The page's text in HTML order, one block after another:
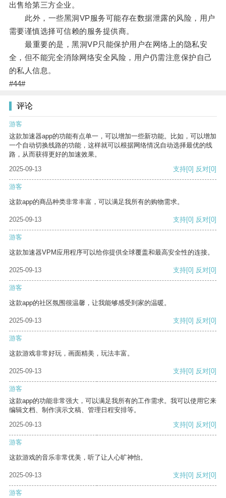
出售给第三方企业。
此外，一些黑洞VP服务可能存在数据泄露的风险，用户
需要谨慎选择可信赖的服务提供商。
最重要的是，黑洞VP只能保护用户在网络上的隐私安
全，但不能完全消除网络安全风险，用户仍需注意保护自己
的私人信息。
#44#
评论
游客
这款加速器app的功能有点单一，可以增加一些新功能。比如，可以增加
一个自动切换线路的功能，这样就可以根据网络情况自动选择最优的线
路，从而获得更好的加速效果。
2025-09-13
支持[0] 反对[0]
游客
这款app的商品种类非常丰富，可以满足我所有的购物需求。
2025-09-13 支持[0] 反对[0]
游客
这款加速器VPM应用程序可以给你提供全球覆盖和最高安全性的连接。
2025-09-13 支持[0] 反对[0]
游客
这款app的社区氛围很温馨，让我能够感受到家的温暖。
2025-09-13 支持[0] 反对[0]
游客
这款游戏非常好玩，画面精美，玩法丰富。
2025-09-13 支持[0] 反对[0]
游客
这款app的功能非常强大，可以满足我所有的工作需求。我可以使用它来
编辑文档、制作演示文稿、管理日程安排等。
2025-09-13
支持[0] 反对[0]
游客
这款游戏的音乐非常优美，听了让人心旷神怡。
2025-09-13 支持[0] 反对[0]
游客